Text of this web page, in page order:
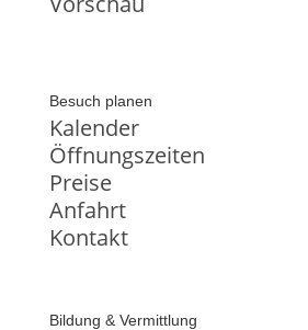
Besuch planen
Kalender
Öffnungszeiten
Preise
Anfahrt
Kontakt
Bildung & Vermittlung